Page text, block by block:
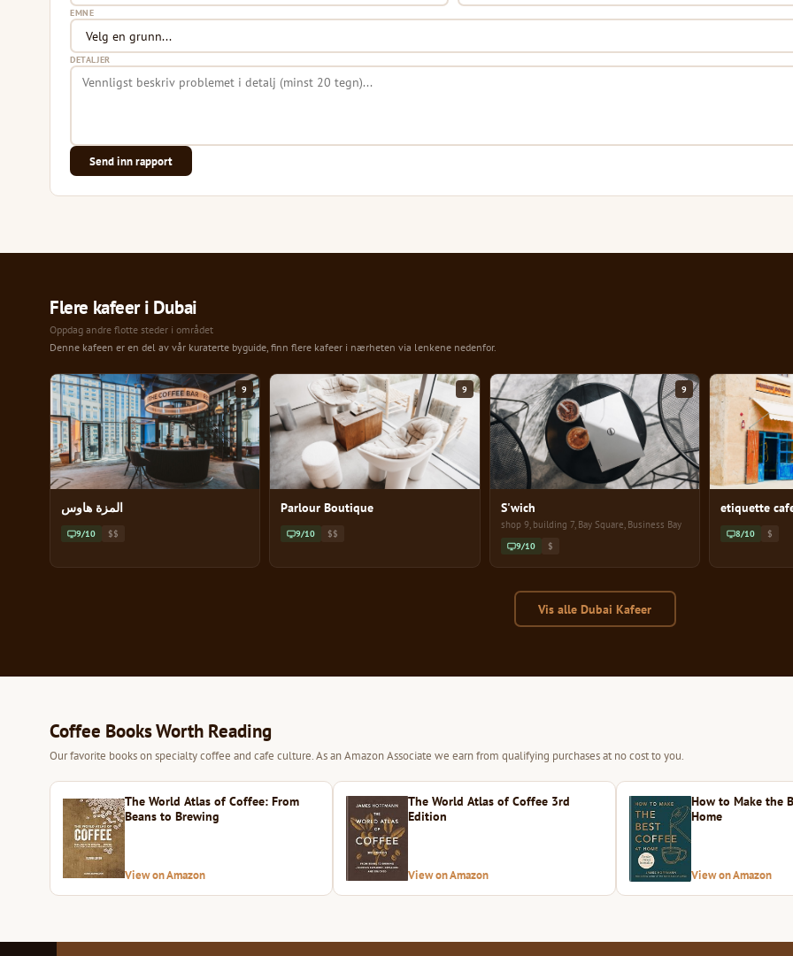
EMNE
DETALJER
Send inn rapport
Flere kafeer i Dubai
Oppdag andre flotte steder i området
Denne kafeen er en del av vår kuraterte byguide, finn flere kafeer i nærheten via lenkene nedenfor.
9
المزة هاوس
9/10 $$
9
Parlour Boutique
9/10 $$
9
S'wich
shop 9, building 7, Bay Square, Business Bay
9/10 $
etiquette
8/10 $
Vis alle Dubai Kafeer
Coffee Books Worth Reading
Our favorite books on specialty coffee and cafe culture. As an Amazon Associate we earn from qualifying purchases at no cost to you.
The World Atlas of Coffee: From
Beans to Brewing
View on Amazon
The World Atlas of Coffee 3rd
Edition
View on Amazon
How to Make the
Home
View on Amazon